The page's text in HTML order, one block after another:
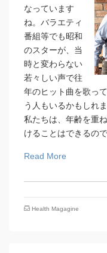
なっています
ね。バラエティ
番組等でも昭和
のスターが、当
時と変わらない
若々しい声で往
年のヒット曲を歌っ
う人もいるかもしれま
私たちは、年齢を重
けることはできるの
Read More
Health Magagine